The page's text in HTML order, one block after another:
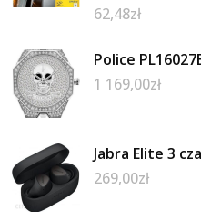
62,48zł
Police
1 169,00zł
Jabra Elite 3
269,00zł